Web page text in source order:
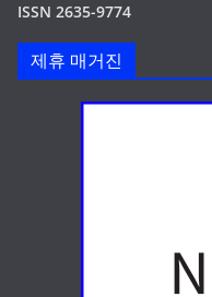
ISSN 2635-9774
제휴 매거진